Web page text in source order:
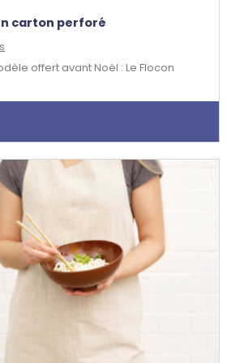
carton perforé
offert avant Noël : Le Flocon